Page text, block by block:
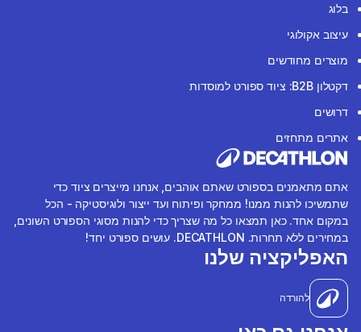
בלוג
עיצוב אקולוגי
מוצרים מחודשים
דקטלון B2B: ציוד ספורט למוסדות
דרושים
אתרים מתחזים
אתם מתאמנים בספורט שאתם אוהבים, אנחנו מייצרים ציוד כדי
שתמשיכו להנות ממנו! ממחקר ופיתוח ועד ייצור ולוגיסטיקה - הכל
במקום אחד. כאן תמצאו כל מה שצריך כדי להנות מסוגי הספורט השונים,
במחירים ללא תחרות. DECATHLON. עושים ספורט יחד!
האפליקציה שלנו
להורדה